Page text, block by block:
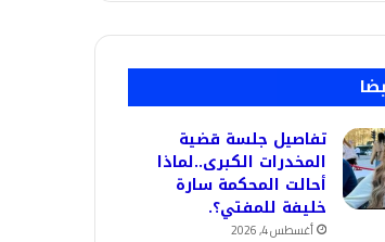
تفاصيل جلسة قضية
المخدرات الكبرى..لماذا
أحالت المحكمة سارة
خليفة للمفتي؟.
أغسطس 4, 2026